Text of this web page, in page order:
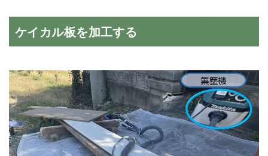
ケイカル板を加工する